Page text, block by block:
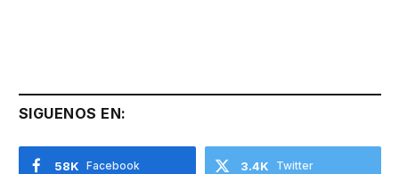
SIGUENOS EN:
Facebook
58K Twitter
3.4K